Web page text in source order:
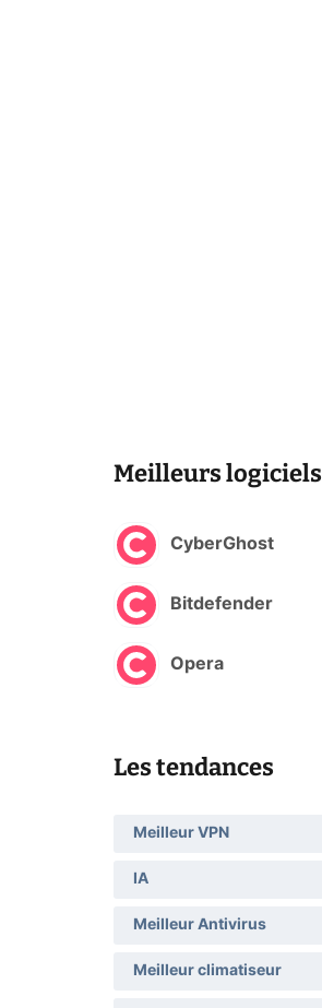
Meilleurs logiciels
CyberGhost
Bitdefender
Opera
Les tendances
Meilleur VPN
IA
Meilleur Antivirus
Meilleur climatiseur